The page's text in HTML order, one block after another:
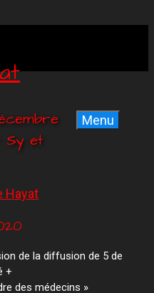
Menu
Sy et
Hayat
de la diffusion de 5 de
+
des médecins »